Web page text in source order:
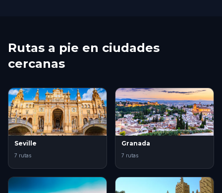
Rutas a pie en ciudades
cercanas
Seville
7 rutas
Granada
7 rutas